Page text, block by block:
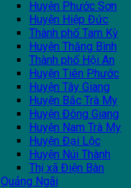
Huyện Phước Sơn
Huyện Hiệp Đức
Thành phố Tam Kỳ
Huyện Thăng Bình
Thành phố Hội An
Huyện Tiên Phước
Huyện Tây Giang
Huyện Bắc Trà My
Huyện Đông Giang
Huyện Nam Trà My
Huyện Đại Lộc
Huyện Núi Thành
Thị xã Điện Bàn
Quảng Ngãi